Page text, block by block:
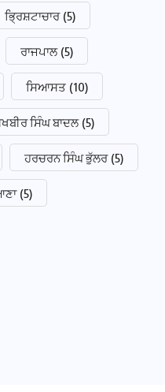
ਭ੍ਰਿਸ਼ਟਾਚਾਰ (5)
ਰਾਜਪਾਲ (5)
ਸਿਆਸਤ (10)
ਸਿੰਘ ਬਾਦਲ (5)
ਹਰਚਰਨ ਸਿੰਘ ਭੁੱਲਰ (5)
(5)